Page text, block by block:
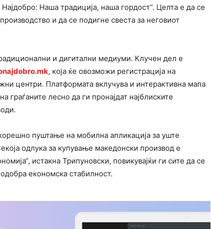
Наша традиција, наша гордост“. Целта е да се
и да се подигне свеста за неговиот
и дигитални медиуми. Клучен дел е
, која ќе овозможи регистрација на
центри. Платформата вклучува и интерактивна мапа
граѓаните лесно да ги пронајдат најблиските
пуштање на мобилна апликација за уште
одлука за купување македонски производ е
истакна Трипуновски, повикувајќи ги сите да се
економска стабилност.